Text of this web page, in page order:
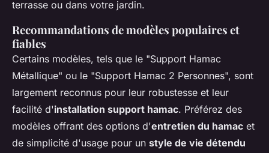
terrasse ou dans votre jardin.
Recommandations de modèles populaires et
fiables
Certains modèles, tels que le "Support Hamac
Métallique" ou le "Support Hamac 2 Personnes", sont
largement reconnus pour leur robustesse et leur
facilité d'installation support hamac. Préférez des
modèles offrant des options d'entretien du hamac et
de simplicité d'usage pour un style de vie détendu